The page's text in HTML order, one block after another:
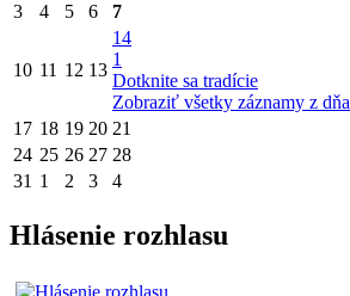
3
4 5 6 7
10 11 12 13
14
1
Dotknite sa tradície
Zobraziť všetky záznamy z dňa
17 18 19 20 21
24 25 26 27 28
31 1 2 3 4
Hlásenie rozhlasu